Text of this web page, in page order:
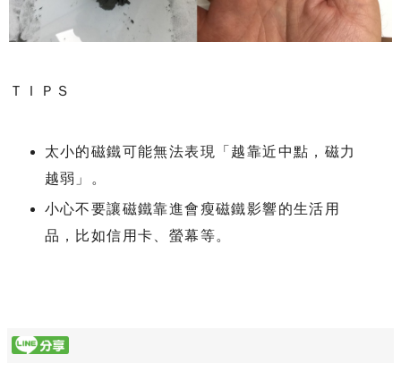
ＴＩＰＳ
太小的磁鐵可能無法表現「越靠近中點，磁力
越弱」。
小心不要讓磁鐵靠進會瘦磁鐵影響的生活用
品，比如信用卡、螢幕等。